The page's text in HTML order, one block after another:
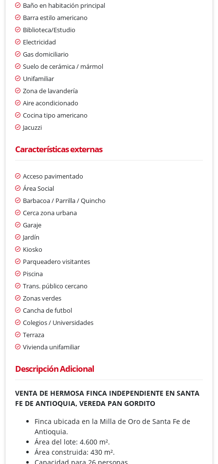
Baño en habitación principal
Barra estilo americano
Biblioteca/Estudio
Electricidad
Gas domiciliario
Suelo de cerámica / mármol
Unifamiliar
Zona de lavandería
Aire acondicionado
Cocina tipo americano
Jacuzzi
Características externas
Acceso pavimentado
Área Social
Barbacoa / Parrilla / Quincho
Cerca zona urbana
Garaje
Jardín
Kiosko
Parqueadero visitantes
Piscina
Trans. público cercano
Zonas verdes
Cancha de futbol
Colegios / Universidades
Terraza
Vivienda unifamiliar
Descripción Adicional
VENTA DE HERMOSA FINCA INDEPENDIENTE EN SANTA
FE DE ANTIOQUIA, VEREDA PAN GORDITO
Finca ubicada en la Milla de Oro de Santa Fe de
Antioquia.
Área del lote: 4.600 m².
Área construida: 430 m².